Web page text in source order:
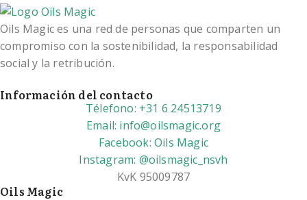
Oils Magic es una red de personas que comparten un
compromiso con la sostenibilidad, la responsabilidad
social y la retribución.
Información del contacto
Télefono: +31 6 24513719
Email: info@oilsmagic.org
Facebook: Oils Magic
Instagram: @oilsmagic_nsvh
KvK 95009787
Oils Magic